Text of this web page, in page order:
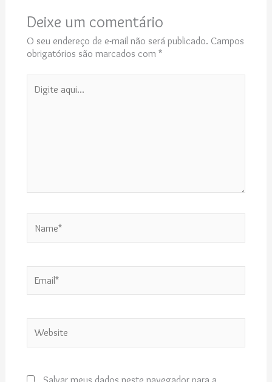
Deixe um comentário
O seu endereço de e-mail não será publicado. Campos
obrigatórios são marcados com *
aqui...